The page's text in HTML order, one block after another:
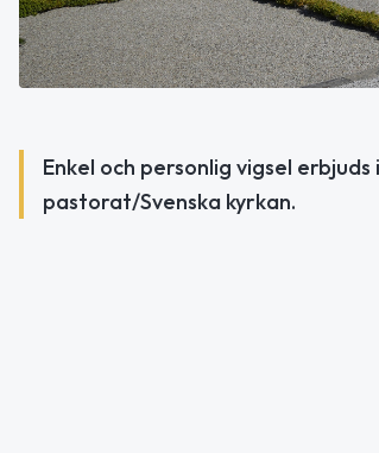
Enkel och personlig vigsel
pastorat/Svenska kyrkan.